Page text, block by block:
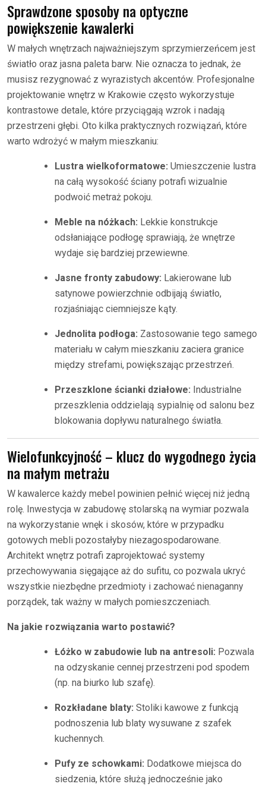
Sprawdzone sposoby na optyczne
powiększenie kawalerki
W małych wnętrzach najważniejszym sprzymierzeńcem jest
światło oraz jasna paleta barw. Nie oznacza to jednak, że
musisz rezygnować z wyrazistych akcentów. Profesjonalne
projektowanie wnętrz w Krakowie często wykorzystuje
kontrastowe detale, które przyciągają wzrok i nadają
przestrzeni głębi. Oto kilka praktycznych rozwiązań, które
warto wdrożyć w małym mieszkaniu:
Lustra wielkoformatowe: Umieszczenie lustra
na całą wysokość ściany potrafi wizualnie
podwoić metraż pokoju.
Meble na nóżkach: Lekkie konstrukcje
odsłaniające podłogę sprawiają, że wnętrze
wydaje się bardziej przewiewne.
Jasne fronty zabudowy: Lakierowane lub
satynowe powierzchnie odbijają światło,
rozjaśniając ciemniejsze kąty.
Jednolita podłoga: Zastosowanie tego samego
materiału w całym mieszkaniu zaciera granice
między strefami, powiększając przestrzeń.
Przeszklone ścianki działowe: Industrialne
przeszklenia oddzielają sypialnię od salonu bez
blokowania dopływu naturalnego światła.
Wielofunkcyjność – klucz do wygodnego życia
na małym metrażu
W kawalerce każdy mebel powinien pełnić więcej niż jedną
rolę. Inwestycja w zabudowę stolarską na wymiar pozwala
na wykorzystanie wnęk i skosów, które w przypadku
gotowych mebli pozostałyby niezagospodarowane.
Architekt wnętrz potrafi zaprojektować systemy
przechowywania sięgające aż do sufitu, co pozwala ukryć
wszystkie niezbędne przedmioty i zachować nienaganny
porządek, tak ważny w małych pomieszczeniach.
Na jakie rozwiązania warto postawić?
Łóżko w zabudowie lub na antresoli: Pozwala
na odzyskanie cennej przestrzeni pod spodem
(np. na biurko lub szafę).
Rozkładane blaty: Stoliki kawowe z funkcją
podnoszenia lub blaty wysuwane z szafek
kuchennych.
Pufy ze schowkami: Dodatkowe miejsca do
siedzenia, które służą jednocześnie jako